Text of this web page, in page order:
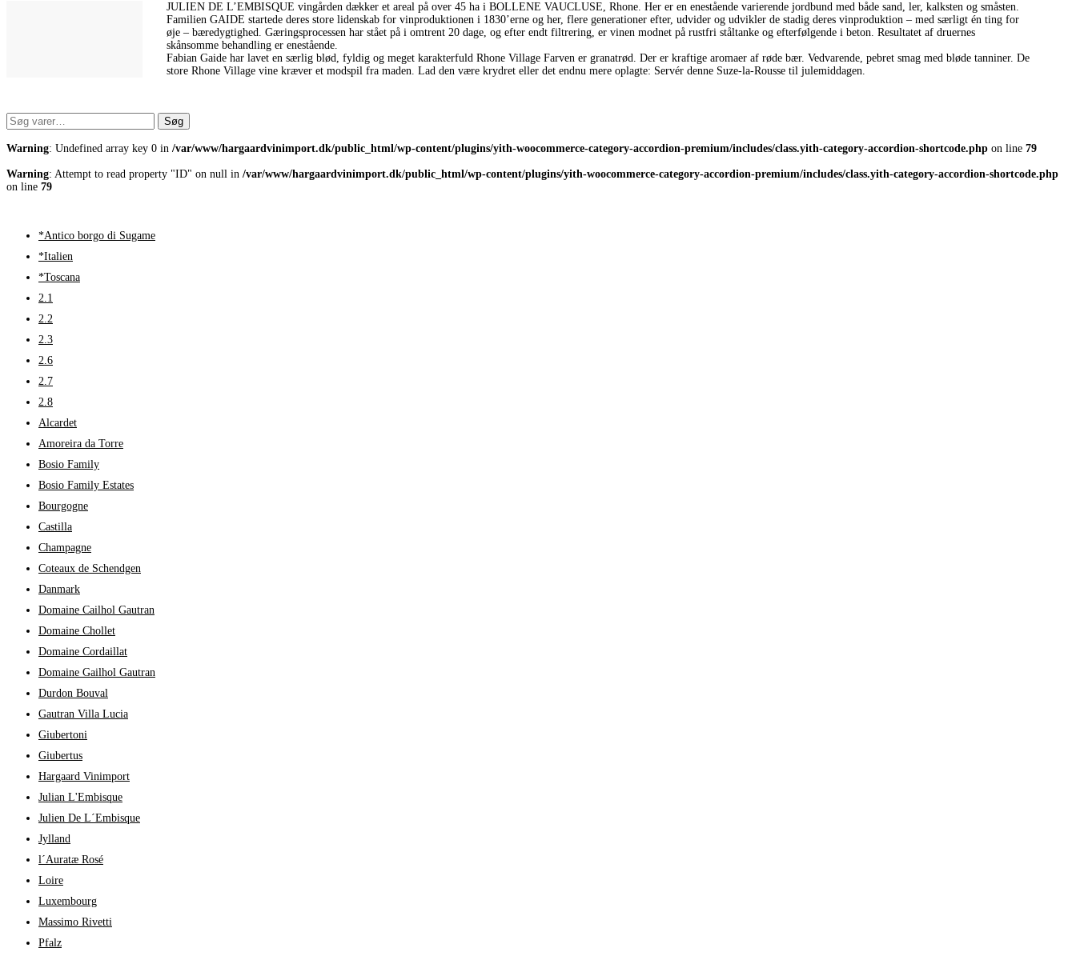
JULIEN DE L’EMBISQUE vingården dækker et areal på over 45 ha i BOLLENE VAUCLUSE, Rhone. Her er en enestående varierende jordbund med både sand, ler, kalksten og småsten.
Familien GAIDE startede deres store lidenskab for vinproduktionen i 1830’erne og her, flere generationer efter, udvider og udvikler de stadig deres vinproduktion – med særligt én ting for
øje – bæredygtighed. Gæringsprocessen har stået på i omtrent 20 dage, og efter endt filtrering, er vinen modnet på rustfri ståltanke og efterfølgende i beton. Resultatet af druernes
skånsomme behandling er enestående.
Fabian Gaide har lavet en særlig blød, fyldig og meget karakterfuld Rhone Village Farven er granatrød. Der er kraftige aromaer af røde bær. Vedvarende, pebret smag med bløde tanniner. De
store Rhone Village vine kræver et modspil fra maden. Lad den være krydret eller det endnu mere oplagte: Servér denne Suze-la-Rousse til julemiddagen.
Søg
efter:
Søg
Warning: Undefined array key 0 in /var/www/hargaardvinimport.dk/public_html/wp-content/plugins/yith-woocommerce-category-accordion-premium/includes/class.yith-category-accordion-shortcode.php on line 79
Warning: Attempt to read property "ID" on null in /var/www/hargaardvinimport.dk/public_html/wp-content/plugins/yith-woocommerce-category-accordion-premium/includes/class.yith-category-accordion-shortcode.php
on line 79
*Antico borgo di Sugame
*Italien
*Toscana
2.1
2.2
2.3
2.6
2.7
2.8
Alcardet
Amoreira da Torre
Bosio Family
Bosio Family Estates
Bourgogne
Castilla
Champagne
Coteaux de Schendgen
Danmark
Domaine Cailhol Gautran
Domaine Chollet
Domaine Cordaillat
Domaine Gailhol Gautran
Durdon Bouval
Gautran Villa Lucia
Giubertoni
Giubertus
Hargaard Vinimport
Julian L'Embisque
Julien De L´Embisque
Jylland
l´Auratæ Rosé
Loire
Luxembourg
Massimo Rivetti
Pfalz